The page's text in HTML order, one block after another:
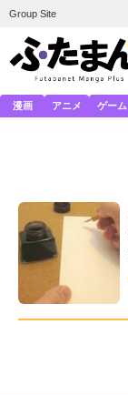
Group Site
漫画 アニメ ゲーム